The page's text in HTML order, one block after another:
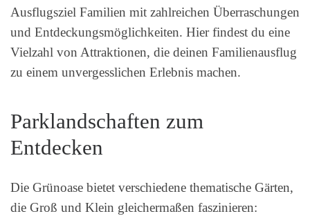
Ausflugsziel Familien mit zahlreichen Überraschungen
und Entdeckungsmöglichkeiten. Hier findest du eine
Vielzahl von Attraktionen, die deinen Familienausflug
zu einem unvergesslichen Erlebnis machen.
Parklandschaften zum
Entdecken
Die Grünoase bietet verschiedene thematische Gärten,
die Groß und Klein gleichermaßen faszinieren: